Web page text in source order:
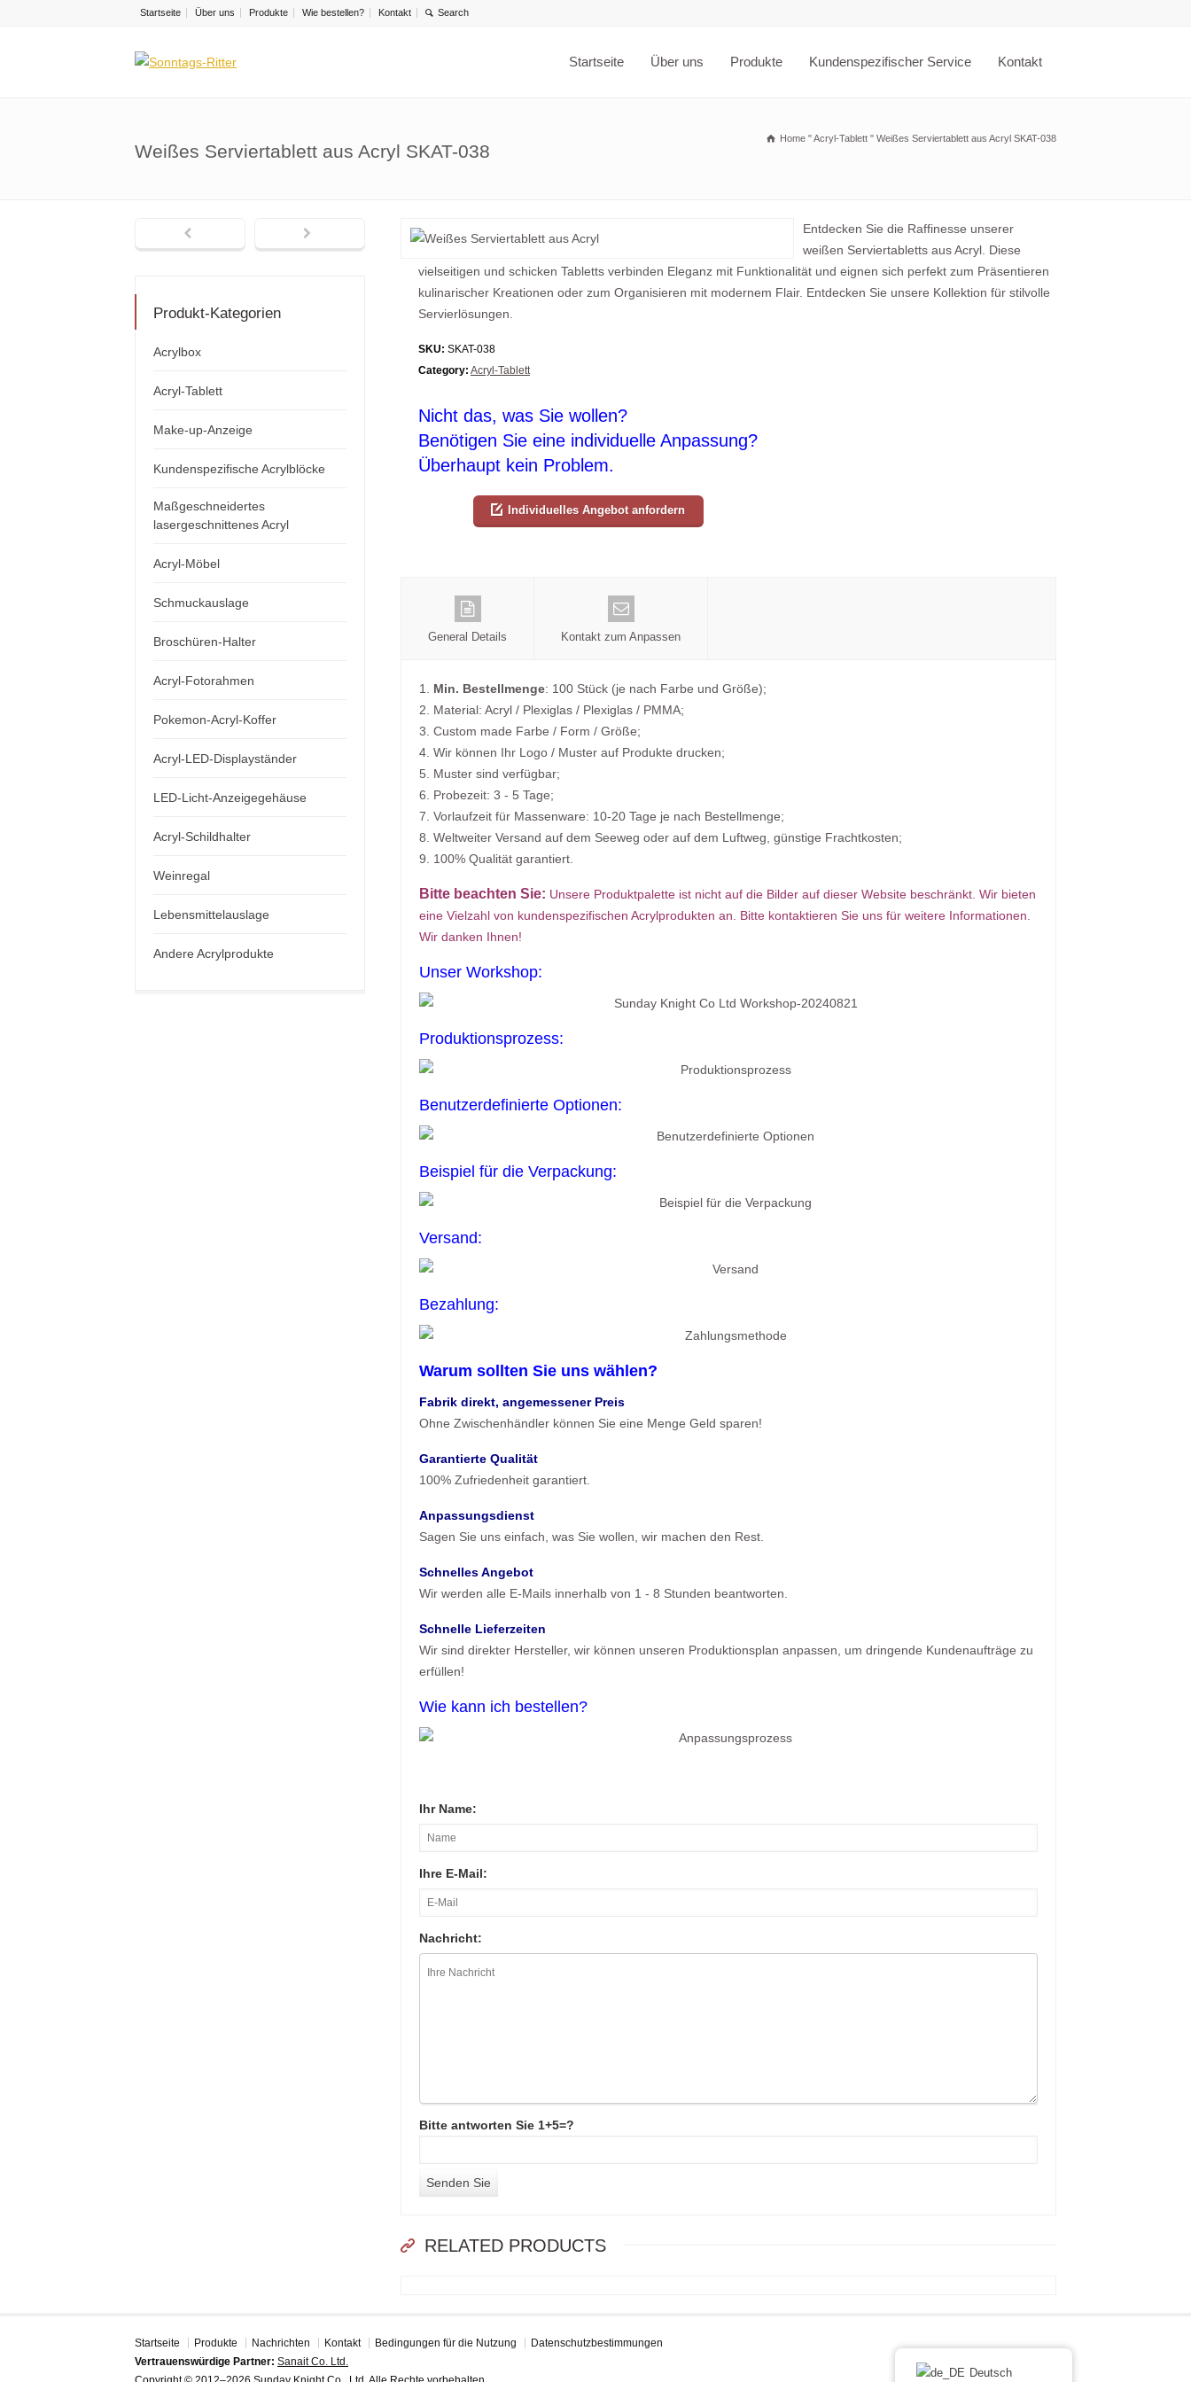
Startseite Über uns Produkte Wie bestellen? Kontakt
Startseite Über uns Produkte Kundenspezifischer Service Kontakt
Weißes Serviertablett aus Acryl SKAT-038
Home "Acryl-Tablett " Weißes Serviertablett aus Acryl SKAT-038
Entdecken Sie die Raffinesse unserer
weißen Serviertabletts aus Acryl. Diese
vielseitigen und schicken Tabletts verbinden Eleganz mit Funktionalität und eignen sich perfekt zum Präsentieren
kulinarischer Kreationen oder zum Organisieren mit modernem Flair. Entdecken Sie unsere Kollektion für stilvolle
Servierlösungen.
SKU: SKAT-038
Category: Acryl-Tablett
Nicht das, was Sie wollen?
Benötigen Sie eine individuelle Anpassung?
Überhaupt kein Problem.
Individuelles Angebot anfordern
General Details Kontakt zum Anpassen
1. Min. Bestellmenge: 100 Stück (je nach Farbe und Größe);
2. Material: Acryl / Plexiglas / Plexiglas / PMMA;
3. Custom made Farbe / Form / Größe;
4. Wir können Ihr Logo / Muster auf Produkte drucken;
5. Muster sind verfügbar;
6. Probezeit: 3 - 5 Tage;
7. Vorlaufzeit für Massenware: 10-20 Tage je nach Bestellmenge;
8. Weltweiter Versand auf dem Seeweg oder auf dem Luftweg, günstige Frachtkosten;
9. 100% Qualität garantiert.
Bitte beachten Sie: Unsere Produktpalette ist nicht auf die Bilder auf dieser Website beschränkt. Wir bieten
eine Vielzahl von kundenspezifischen Acrylprodukten an. Bitte kontaktieren Sie uns für weitere Informationen.
Wir danken Ihnen!
Unser Workshop:
Produktionsprozess:
Benutzerdefinierte Optionen:
Beispiel für die Verpackung:
Versand:
Bezahlung:
Warum sollten Sie uns wählen?
Fabrik direkt, angemessener Preis
Ohne Zwischenhändler können Sie eine Menge Geld sparen!
Garantierte Qualität
100% Zufriedenheit garantiert.
Anpassungsdienst
Sagen Sie uns einfach, was Sie wollen, wir machen den Rest.
Schnelles Angebot
Wir werden alle E-Mails innerhalb von 1 - 8 Stunden beantworten.
Schnelle Lieferzeiten
Wir sind direkter Hersteller, wir können unseren Produktionsplan anpassen, um dringende Kundenaufträge zu
erfüllen!
Wie kann ich bestellen?
Ihr Name:
Ihre E-Mail:
Nachricht:
Bitte antworten Sie 1+5=?
RELATED PRODUCTS
Produkt-Kategorien
Acrylbox
Acryl-Tablett
Make-up-Anzeige
Kundenspezifische Acrylblöcke
Maßgeschneidertes
lasergeschnittenes Acryl
Acryl-Möbel
Schmuckauslage
Broschüren-Halter
Acryl-Fotorahmen
Pokemon-Acryl-Koffer
Acryl-LED-Displayständer
LED-Licht-Anzeigegehäuse
Acryl-Schildhalter
Weinregal
Lebensmittelauslage
Andere Acrylprodukte
Startseite Produkte Nachrichten Kontakt Bedingungen für die Nutzung
Datenschutzbestimmungen
Vertrauenswürdige Partner: Sanait Co. Ltd.
Deutsch